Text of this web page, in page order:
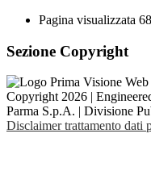
Pagina visualizzata
Sezione Copyright
Copyright 2026 |
Parma S.p.A. | Divisione
Disclaimer trattamento dati